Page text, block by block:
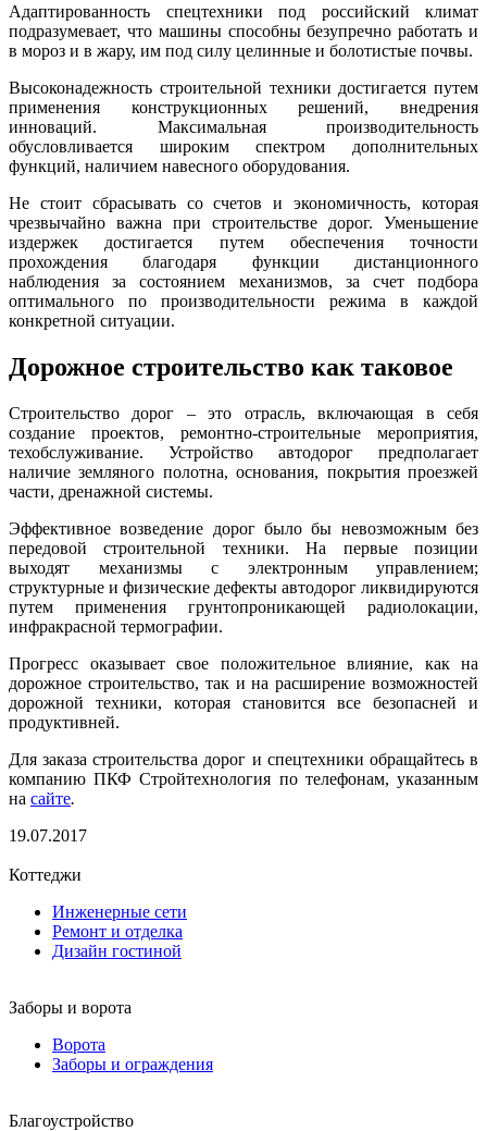
Адаптированность спецтехники под российский климат
подразумевает, что машины способны безупречно работать и
в мороз и в жару, им под силу целинные и болотистые почвы.
Высоконадежность строительной техники достигается путем
применения конструкционных решений, внедрения
инноваций. Максимальная производительность
обусловливается широким спектром дополнительных
функций, наличием навесного оборудования.
Не стоит сбрасывать со счетов и экономичность, которая
чрезвычайно важна при строительстве дорог. Уменьшение
издержек достигается путем обеспечения точности
прохождения благодаря функции дистанционного
наблюдения за состоянием механизмов, за счет подбора
оптимального по производительности режима в каждой
конкретной ситуации.
Дорожное строительство как таковое
Строительство дорог – это отрасль, включающая в себя
создание проектов, ремонтно-строительные мероприятия,
техобслуживание. Устройство автодорог предполагает
наличие земляного полотна, основания, покрытия проезжей
части, дренажной системы.
Эффективное возведение дорог было бы невозможным без
передовой строительной техники. На первые позиции
выходят механизмы с электронным управлением;
структурные и физические дефекты автодорог ликвидируются
путем применения грунтопроникающей радиолокации,
инфракрасной термографии.
Прогресс оказывает свое положительное влияние, как на
дорожное строительство, так и на расширение возможностей
дорожной техники, которая становится все безопасней и
продуктивней.
Для заказа строительства дорог и спецтехники обращайтесь в
компанию ПКФ Стройтехнология по телефонам, указанным
на сайте.
19.07.2017
Коттеджи
Инженерные сети
Ремонт и отделка
Дизайн гостиной
Заборы и ворота
Ворота
Заборы и ограждения
Благоустройство